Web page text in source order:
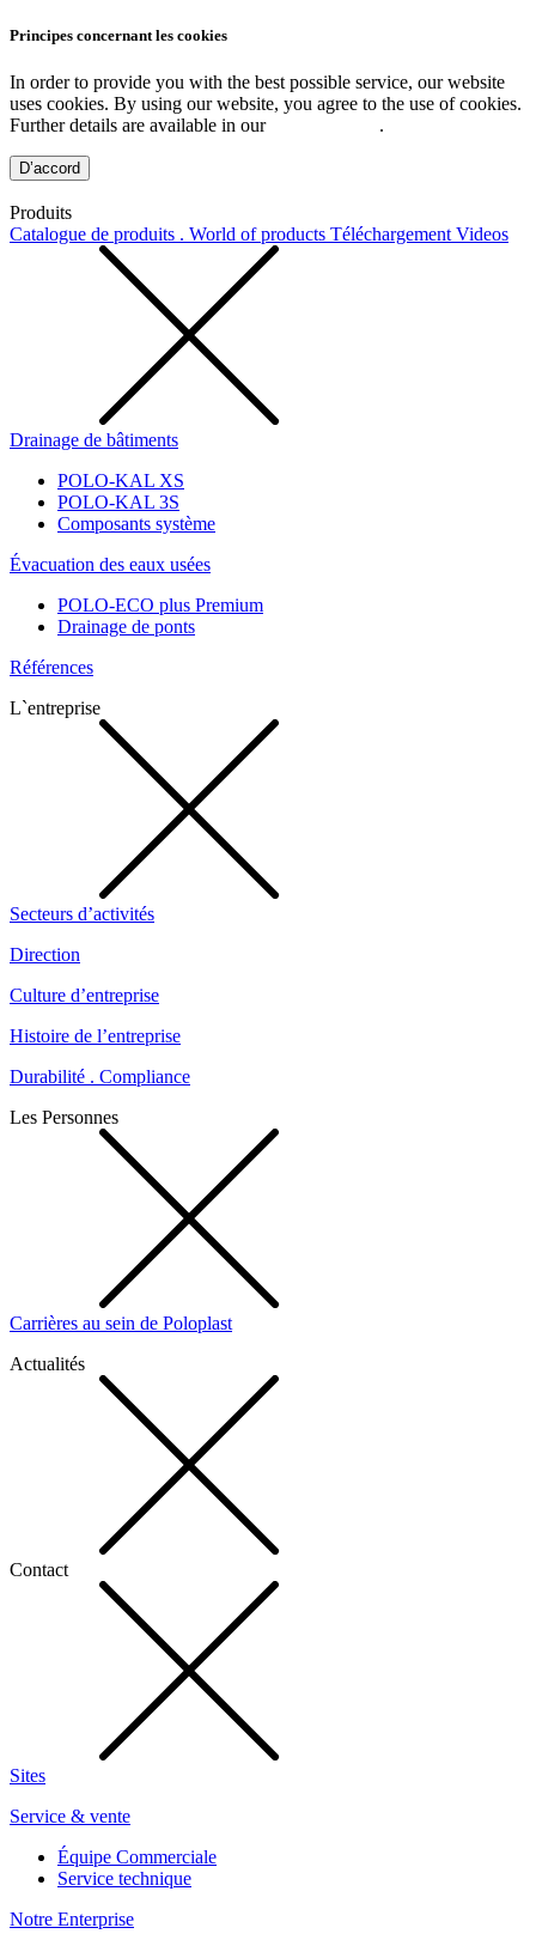
Principes concernant les cookies
In order to provide you with the best possible service, our website
uses cookies. By using our website, you agree to the use of cookies.
Further details are available in our
.
D’accord
Produits
Catalogue de produits . World of products Téléchargement Videos
Drainage de bâtiments
POLO-KAL XS
POLO-KAL 3S
Composants système
Évacuation des eaux usées
POLO-ECO plus Premium
Drainage de ponts
Références
L`entreprise
Secteurs d’activités
Direction
Culture d’entreprise
Histoire de l’entreprise
Durabilité . Compliance
Les Personnes
Carrières au sein de Poloplast
Actualités
Contact
Sites
Service & vente
Équipe Commerciale
Service technique
Notre Enterprise